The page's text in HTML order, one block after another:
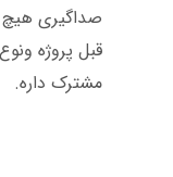
صداگیری
قبل پروژه
مشترک داره.